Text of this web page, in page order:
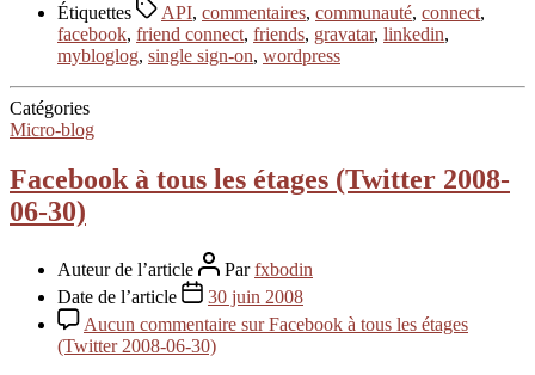
Étiquettes API, commentaires, communauté, connect,
facebook, friend connect, friends, gravatar, linkedin,
mybloglog, single sign-on, wordpress
Catégories
Micro-blog
Facebook à tous les étages (Twitter 2008-
06-30)
Auteur de l’article Parfxbodin
Date de l’article
30 juin 2008
Aucun commentaire sur Facebook à tous les étages
(Twitter 2008-06-30)